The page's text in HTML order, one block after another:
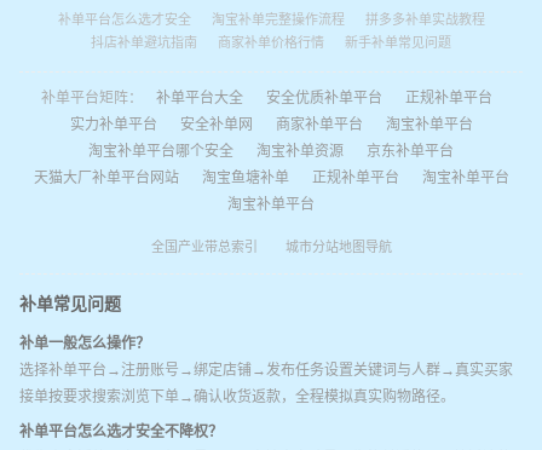
补单平台怎么选才安全
淘宝补单完整操作流程
拼多多补单实战教程
抖店补单避坑指南
商家补单价格行情 新手补单常见问题
补单平台矩阵： 补单平台大全 安全优质补单平台
正规补单平台
实力补单平台
安全补单网 商家补单平台
淘宝补单平台
淘宝补单平台哪个安全
淘宝补单资源
京东补单平台
天猫大厂补单平台网站
淘宝鱼塘补单 正规补单平台
淘宝补单平台
淘宝补单平台
全国产业带总索引 城市分站地图导航
补单常见问题
补单一般怎么操作？
选择补单平台→注册账号→绑定店铺→发布任务设置关键词与人群→真实买家
接单按要求搜索浏览下单→确认收货返款，全程模拟真实购物路径。
补单平台怎么选才安全不降权？